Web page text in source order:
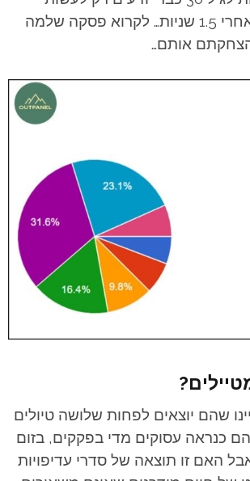
swipe על וידאו אחרי 1.5 שניות… לקרוא פסקה שלמה
אותם…
שהם יוצאים לפחות שלושה טיולים
הם כנראה עסוקים מדי בפקקים, בזום
האם זו תוצאה של סדרי עדיפויות